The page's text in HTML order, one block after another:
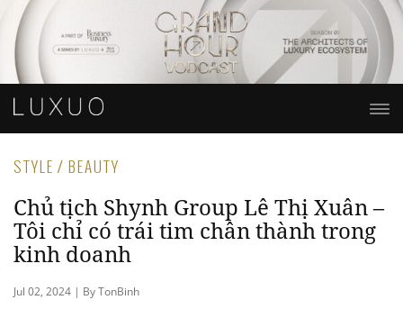
STYLE / BEAUTY
Chủ tịch Shynh Group Lê Thị Xuân –
Tôi chỉ có trái tim chân thành trong
kinh doanh
Jul 02, 2024 | By TonBinh